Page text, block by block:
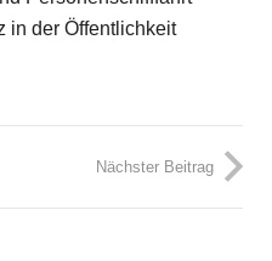
in der Öffentlichkeit
Nächster Beitrag